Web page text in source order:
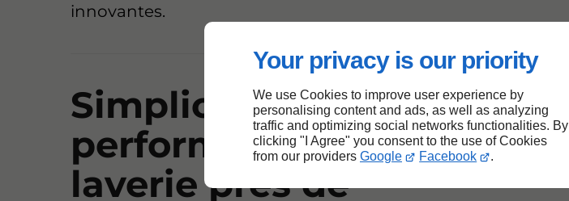
Your privacy is our priority
We use Cookies to improve user experience by
personalising content and ads, as well as analyzing
traffic and optimizing social networks functionalities. By
clicking "I Agree" you consent to the use of Cookies
from our providers Google Facebook .
innovantes.
Simplicité et
performance :
laverie près de